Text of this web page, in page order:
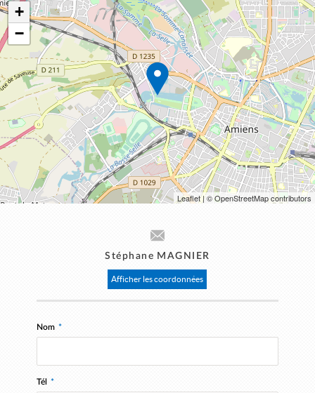
+
−
Leaflet| © OpenStreetMap contributors
Stéphane MAGNIER
Afficher les coordonnées
Nom *
Tél *